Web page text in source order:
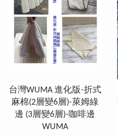
台灣WUMA 進化版-折式
麻棉(2層變6層)-萊姆綠
邊 (3層變6層)-咖啡邊
WUMA